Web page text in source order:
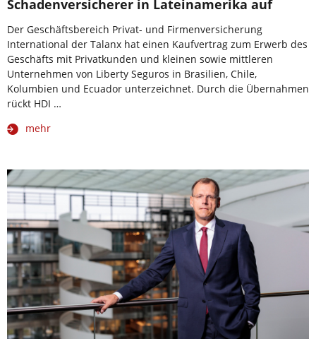
Schadenversicherer in Lateinamerika auf
Der Geschäftsbereich Privat- und Firmenversicherung
International der Talanx hat einen Kaufvertrag zum Erwerb des
Geschäfts mit Privatkunden und kleinen sowie mittleren
Unternehmen von Liberty Seguros in Brasilien, Chile,
Kolumbien und Ecuador unterzeichnet. Durch die Übernahmen
rückt HDI …
mehr